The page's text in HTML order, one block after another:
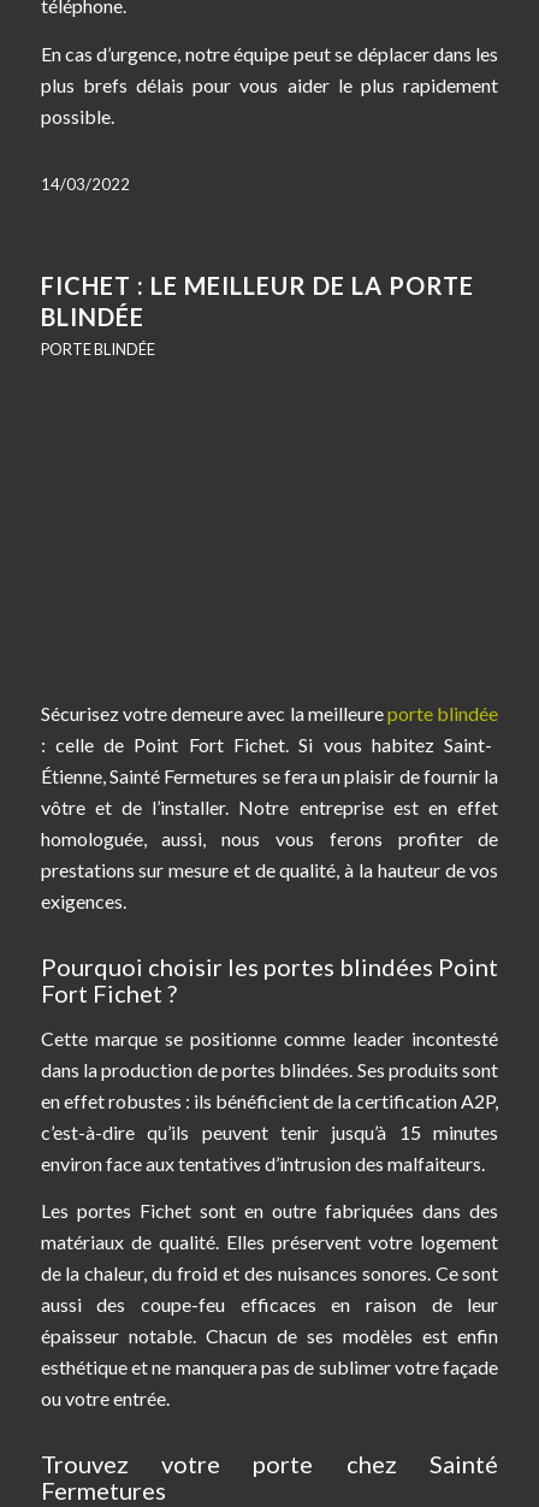
téléphone.
En cas d’urgence, notre équipe peut se déplacer dans les
plus brefs délais pour vous aider le plus rapidement
possible.
14/03/2022
FICHET : LE MEILLEUR DE LA PORTE
BLINDÉE
PORTE BLINDÉE
Sécurisez votre demeure avec la meilleureporte blindée
: celle de Point Fort Fichet. Si vous habitez Saint-
Étienne, Sainté Fermetures se fera un plaisir de fournir la
vôtre et de l’installer. Notre entreprise est en effet
homologuée, aussi, nous vous ferons profiter de
prestations sur mesure et de qualité, à la hauteur de vos
exigences.
Pourquoi choisir les portes blindées Point
Fort Fichet ?
Cette marque se positionne comme leader incontesté
dans la production de portes blindées. Ses produits sont
en effet robustes : ils bénéficient de la certification A2P,
c’est-à-dire qu’ils peuvent tenir jusqu’à 15 minutes
environ face aux tentatives d’intrusion des malfaiteurs.
Les portes Fichet sont en outre fabriquées dans des
matériaux de qualité. Elles préservent votre logement
de la chaleur, du froid et des nuisances sonores. Ce sont
aussi des coupe-feu efficaces en raison de leur
épaisseur notable. Chacun de ses modèles est enfin
esthétique et ne manquera pas de sublimer votre façade
ou votre entrée.
Trouvez votre porte chez Sainté
Fermetures